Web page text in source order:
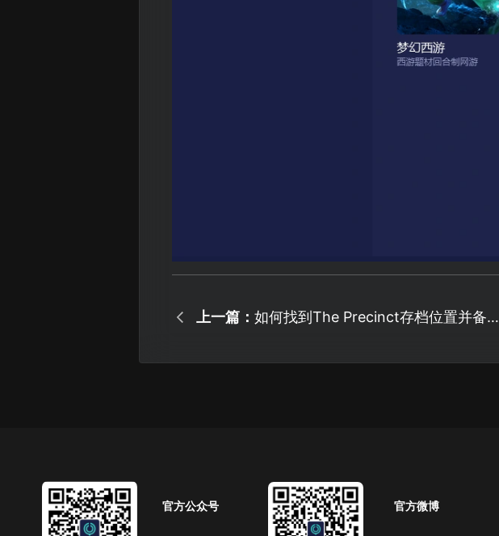
上一篇： 如何找到The Precinct存档位置并备份
官方公众号 官方微博